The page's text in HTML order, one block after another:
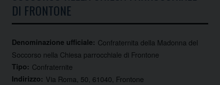
DI FRONTONE
Denominazione ufficiale: Confraternita della Madonna del
Soccorso nella Chiesa parrocchiale di Frontone
Tipo: Confraternite
Indirizzo: Via Roma, 50, 61040, Frontone